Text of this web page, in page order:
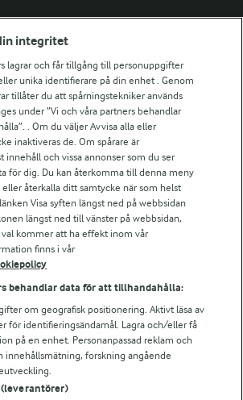
integritet
lagrar och får tillgång till personuppgifter
unika identifierare på din enhet . Genom
tillåter du att spårningstekniker används
under ”Vi och våra partners behandlar
. Om du väljer Avvisa alla eller
inaktiveras de. Om spårare är
innehåll och vissa annonser som du ser
för dig. Du kan återkomma till denna meny
återkalla ditt samtycke när som helst
Visa syften längst ned på webbsidan
längst ned till vänster på webbsidan,
kommer att ha effekt inom vår
finns i vår
behandlar data för att tillhandahålla:
om geografisk positionering. Aktivt läsa av
för identifieringsändamål. Lagra och/eller få
på en enhet. Personanpassad reklam och
innehållsmätning, forskning angående